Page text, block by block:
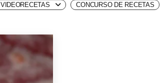
VIDEORECETAS CONCURSO DE RECETAS